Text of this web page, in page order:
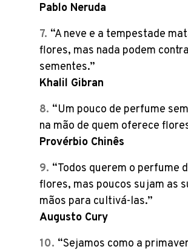
Pablo Neruda
“A neve e a tempestade
flores, mas nada podem
sementes.”
Khalil Gibran
“Um pouco de perfume
na mão de quem oferece
Provérbio Chinês
“Todos querem o perfume
flores, mas poucos sujam as
mãos para cultivá-las.”
Augusto Cury
“Sejamos como a